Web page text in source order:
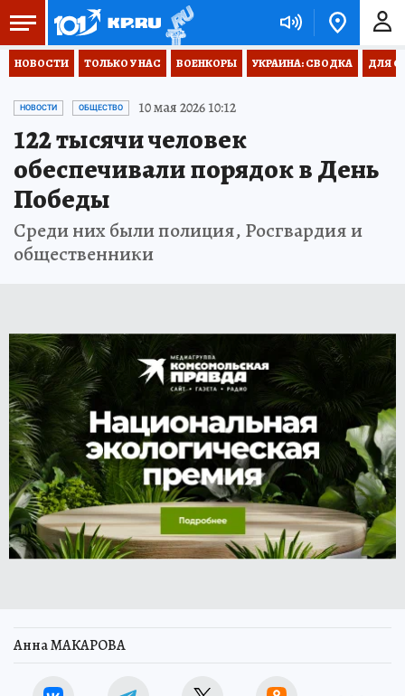
НОВОСТИ ТОЛЬКО У НАС ВОЕНКОРЫ УКРАИНА: СВОДКА ДЛЯ
НОВОСТИ ОБЩЕСТВО 10 мая 2026 10:12
122 тысячи человек
обеспечивали порядок в День
Победы
Среди них были полиция, Росгвардия и
общественники
Анна МАКАРОВА